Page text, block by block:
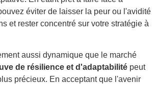
éviter de laisser la peur ou l'avidité
et rester concentré sur votre stratégie à
aussi dynamique que le marché
de résilience et d'adaptabilité peut
précieux. En acceptant que l'avenir